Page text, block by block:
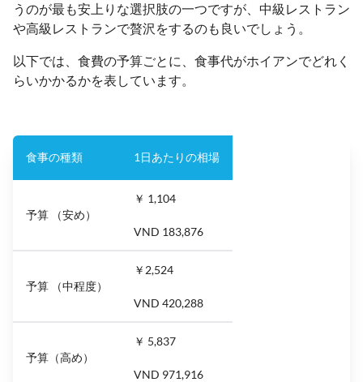
うのが最も安上りな選択肢の一つですが、中級レストラン
や高級レストランで贅沢をするのも良いでしょう。
以下では、食費の予算ごとに、食事代がホイアンでどれく
らいかかるかを表しています。
食事の種類 1日あたりの相場
予算 （安め）
￥ 1,104
VND 183,876
予算 （中程度）
￥2,524
VND 420,288
予算（高め）
￥ 5,837
VND 971,916